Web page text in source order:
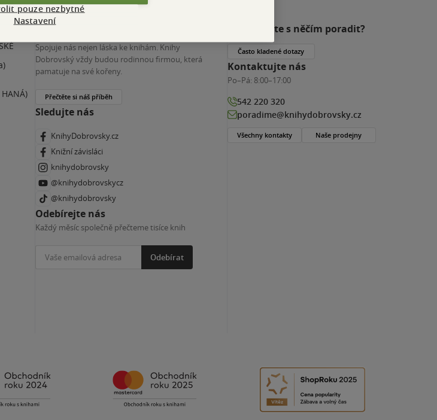
HANÁ)
Více o nás
Spojuje nás nejen láska ke knihám. Knihy
Dobrovský vždy budou rodinnou firmou, která
pamatuje na své kořeny.
Přečtěte si náš příběh
Sledujte nás
KnihyDobrovsky.cz
Knižní závisláci
knihydobrovsky
@knihydobrovskycz
@knihydobrovsky
Odebírejte nás
Každý měsíc společně přečteme tisíce knih
Odebírat
Potřebujete s něčím poradit?
Často kladené dotazy
Kontaktujte nás
Po–Pá: 8:00–17:00
542 220 320
poradime@knihydobrovsky.cz
Všechny kontakty Naše prodejny
pouze nezbytné
Nastavení